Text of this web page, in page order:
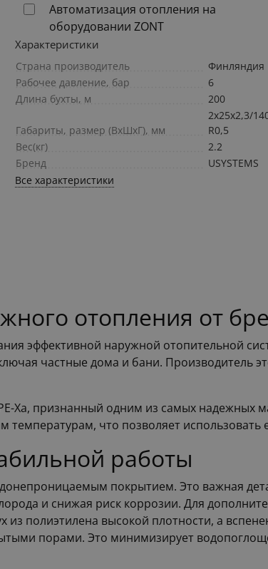
Автоматизация отопления на
оборудовании ZONT
Характеристики
Страна производитель
Финляндия
Рабочее давление, бар
6
Длина бухты, м
200
Габариты, размер (ВхШхГ), мм
2x25x2,3/
R0,5
Вес(кг)
2.2
Бренд
USYSTEMS
Все характеристики
отопления от
эффективной наружной отопительной
частные дома и бани. Производитель
Xa, признанный одним из самых надежных
температурам, что позволяет
работы
покрытием. Это важная
и снижая риск коррозии. Для
полиэтилена высокой плотности, а
порами. Это минимизирует